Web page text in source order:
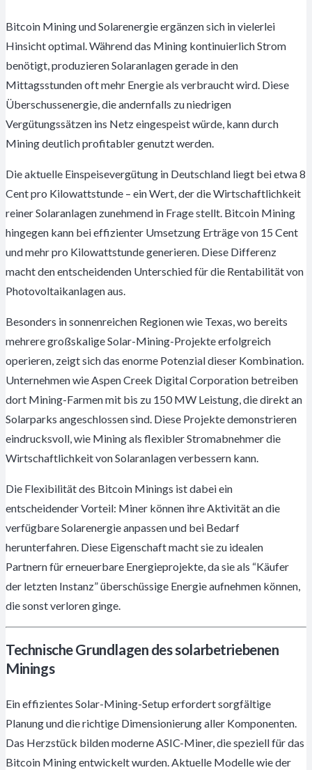
Bitcoin Mining und Solarenergie ergänzen sich in vielerlei
Hinsicht optimal. Während das Mining kontinuierlich Strom
benötigt, produzieren Solaranlagen gerade in den
Mittagsstunden oft mehr Energie als verbraucht wird. Diese
Überschussenergie, die andernfalls zu niedrigen
Vergütungssätzen ins Netz eingespeist würde, kann durch
Mining deutlich profitabler genutzt werden.
Die aktuelle Einspeisevergütung in Deutschland liegt bei etwa 8
Cent pro Kilowattstunde – ein Wert, der die Wirtschaftlichkeit
reiner Solaranlagen zunehmend in Frage stellt. Bitcoin Mining
hingegen kann bei effizienter Umsetzung Erträge von 15 Cent
und mehr pro Kilowattstunde generieren. Diese Differenz
macht den entscheidenden Unterschied für die Rentabilität von
Photovoltaikanlagen aus.
Besonders in sonnenreichen Regionen wie Texas, wo bereits
mehrere großskalige Solar-Mining-Projekte erfolgreich
operieren, zeigt sich das enorme Potenzial dieser Kombination.
Unternehmen wie Aspen Creek Digital Corporation betreiben
dort Mining-Farmen mit bis zu 150 MW Leistung, die direkt an
Solarparks angeschlossen sind. Diese Projekte demonstrieren
eindrucksvoll, wie Mining als flexibler Stromabnehmer die
Wirtschaftlichkeit von Solaranlagen verbessern kann.
Die Flexibilität des Bitcoin Minings ist dabei ein
entscheidender Vorteil: Miner können ihre Aktivität an die
verfügbare Solarenergie anpassen und bei Bedarf
herunterfahren. Diese Eigenschaft macht sie zu idealen
Partnern für erneuerbare Energieprojekte, da sie als “Käufer
der letzten Instanz” überschüssige Energie aufnehmen können,
die sonst verloren ginge.
Technische Grundlagen des solarbetriebenen
Minings
Ein effizientes Solar-Mining-Setup erfordert sorgfältige
Planung und die richtige Dimensionierung aller Komponenten.
Das Herzstück bilden moderne ASIC-Miner, die speziell für das
Bitcoin Mining entwickelt wurden. Aktuelle Modelle wie der